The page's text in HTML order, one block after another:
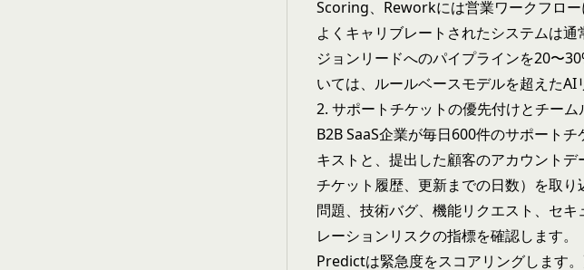
Scoring、Reworkには営業ワークフロー
よくキャリブレートされたシステムは
ジョンリードへのパイプラインを20〜
いては、 ルールベースモデルを超えたAI
2. サポートチケットの優先付けとチー
B2B SaaS企業が毎日600件のサポート
キストと、提出した顧客のアカウント
チケット履歴、更新までの日数）を取
問題、技術バグ、機能リクエスト、セ
レーションリスクの指標を確認します。
Predictは緊急度をスコアリングします